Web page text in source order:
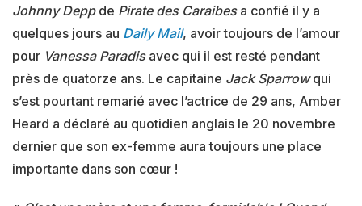
Johnny Depp de Pirate des Caraibes a confié il y a
quelques jours au Daily Mail, avoir toujours de l’amour
pour Vanessa Paradisavec qui il est resté pendant
près de quatorze ans. Le capitaine Jack Sparrowqui
s’est pourtant remarié avec l’actrice de 29 ans, Amber
Heard a déclaré au quotidien anglais le 20 novembre
dernier que son ex-femme aura toujours une place
importante dans son cœur !